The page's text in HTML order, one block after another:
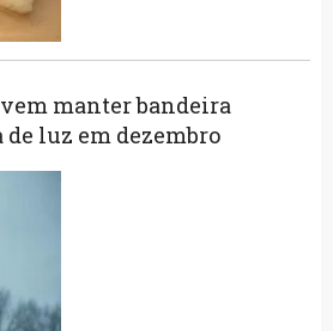
manter bandeira
luz em dezembro